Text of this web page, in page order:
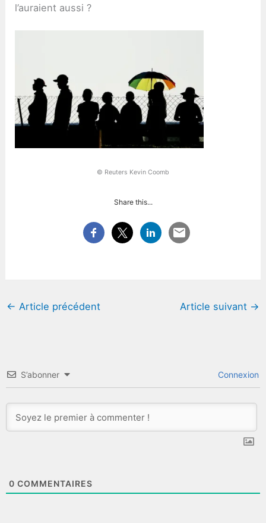
l’auraient aussi ?
© Reuters Kevin Coomb
Share this...
← Article précédent Article suivant →
S’abonner Connexion
0 COMMENTAIRES